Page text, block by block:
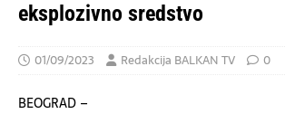
eksplozivno sredstvo
01/09/2023 Redakcija BALKAN TV 0
BEOGRAD –